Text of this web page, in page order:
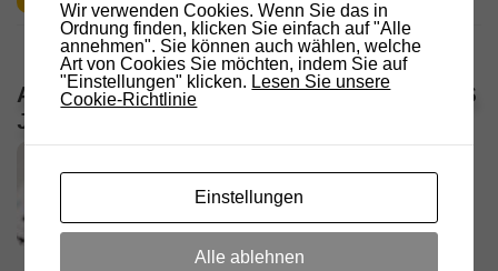
ALLE VERANSTALTUNGEN / TERMINE DES
JAHRES
Wir verwenden Cookies. Wenn Sie das in
Ordnung finden, klicken Sie einfach auf "Alle
annehmen". Sie können auch wählen, welche
Art von Cookies Sie möchten, indem Sie auf
"Einstellungen" klicken. Lesen Sie unsere
Cookie-Richtlinie
Einstellungen
Alle ablehnen